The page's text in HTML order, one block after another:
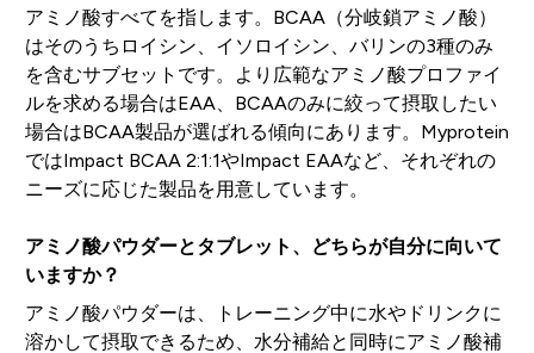
アミノ酸すべてを指します。BCAA（分岐鎖アミノ酸）
はそのうちロイシン、イソロイシン、バリンの3種のみ
を含むサブセットです。より広範なアミノ酸プロファイ
ルを求める場合はEAA、BCAAのみに絞って摂取したい
場合はBCAA製品が選ばれる傾向にあります。Myprotein
ではImpact BCAA 2:1:1やImpact EAAなど、それぞれの
ニーズに応じた製品を用意しています。
アミノ酸パウダーとタブレット、どちらが自分に向いて
いますか？
アミノ酸パウダーは、トレーニング中に水やドリンクに
溶かして摂取できるため、水分補給と同時にアミノ酸補